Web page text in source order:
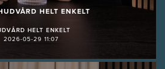
HELT ENKELT
HELT ENKELT
2026-05-29 11:07